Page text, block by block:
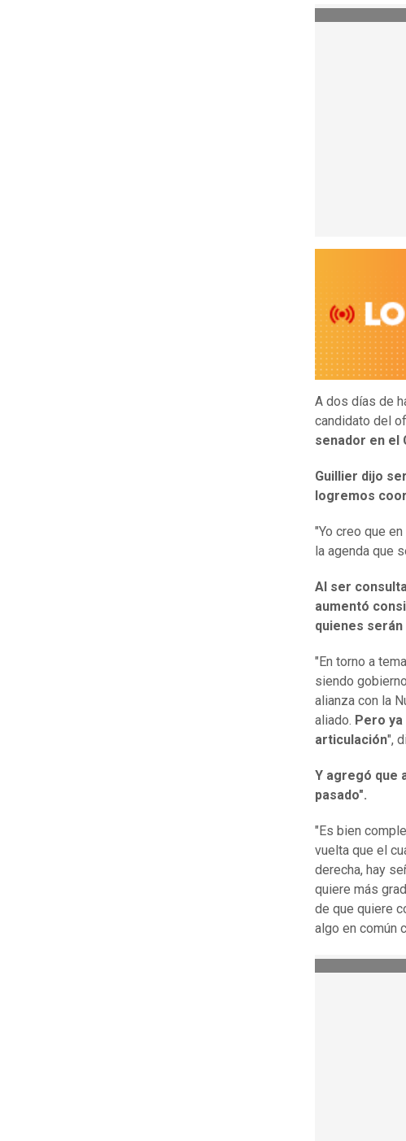
A dos días de
candidato del
senador en el
Guillier dijo
logremos
"Yo creo que
la agenda que
Al ser
aumentó
quienes
"En torno a
siendo
alianza con la
aliado. Pero
articulación",
Y agregó que
pasado".
"Es bien
vuelta que el
derecha, hay
quiere más
de que quiere
algo en común